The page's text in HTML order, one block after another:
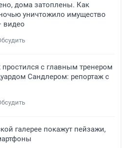
дома затоплены. Как
уничтожило имущество
видео
простился с главным тренером
Сандлером: репортаж с
галерее покажут пейзажи,